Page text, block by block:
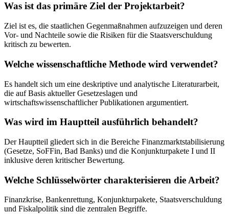
Was ist das primäre Ziel der Projektarbeit?
Ziel ist es, die staatlichen Gegenmaßnahmen aufzuzeigen und deren
Vor- und Nachteile sowie die Risiken für die Staatsverschuldung
kritisch zu bewerten.
Welche wissenschaftliche Methode wird verwendet?
Es handelt sich um eine deskriptive und analytische Literaturarbeit,
die auf Basis aktueller Gesetzeslagen und
wirtschaftswissenschaftlicher Publikationen argumentiert.
Was wird im Hauptteil ausführlich behandelt?
Der Hauptteil gliedert sich in die Bereiche Finanzmarktstabilisierung
(Gesetze, SoFFin, Bad Banks) und die Konjunkturpakete I und II
inklusive deren kritischer Bewertung.
Welche Schlüsselwörter charakterisieren die Arbeit?
Finanzkrise, Bankenrettung, Konjunkturpakete, Staatsverschuldung
und Fiskalpolitik sind die zentralen Begriffe.